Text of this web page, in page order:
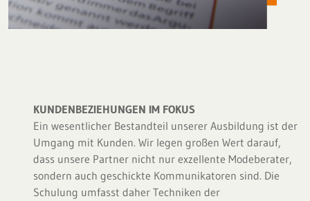
KUNDENBEZIEHUNGEN IM FOKUS
Ein wesentlicher Bestandteil unserer Ausbildung ist der
Umgang mit Kunden. Wir legen großen Wert darauf,
dass unsere Partner nicht nur exzellente Modeberater,
sondern auch geschickte Kommunikatoren sind. Die
Schulung umfasst daher Techniken der